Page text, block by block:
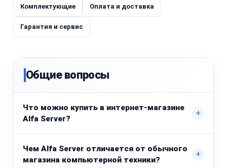
Комплектующие Оплата и доставка
Гарантия и сервис
Общие вопросы
Что можно купить в интернет-магазине
Alfa Server?
+
Чем Alfa Server отличается от обычного
магазина компьютерной техники?
+